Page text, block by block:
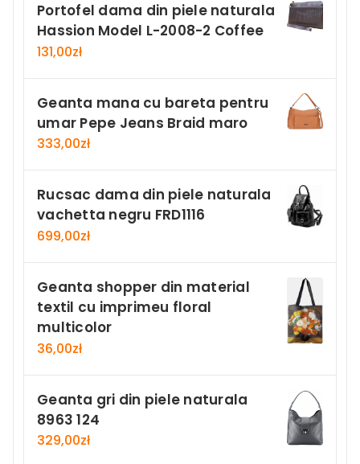
Portofel dama din piele naturala
Hassion Model L-2008-2 Coffee
131,00zł
Geanta mana cu bareta pentru
umar Pepe Jeans Braid maro
333,00zł
Rucsac dama din piele naturala
vachetta negru FRD1116
699,00zł
Geanta shopper din material
textil cu imprimeu floral
multicolor
36,00zł
Geanta gri din piele naturala
8963 124
329,00zł